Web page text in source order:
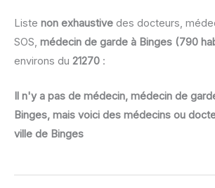
Liste non exhaustive des docteurs,
SOS, médecin de garde à Binges (790
environs du 21270 :
Il n'y a pas de médecin, médecin de
Binges, mais voici des médecins ou
ville de Binges